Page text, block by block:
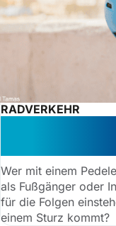
RADVERKEHR
Wer mit einem
als Fußgänger oder
für die Folgen
einem Sturz kommt?